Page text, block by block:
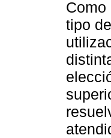
Como
tipo